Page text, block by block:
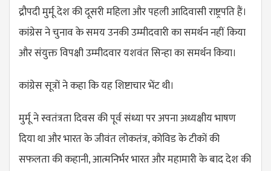
द्रौपदी मुर्मू देश की दूसरी महिला और पहली आदिवासी राष्ट्रपति हैं।
कांग्रेस ने चुनाव के समय उनकी उम्मीदवारी का समर्थन नहीं किया
और संयुक्त विपक्षी उम्मीदवार यशवंत सिन्हा का समर्थन किया।
कांग्रेस सूत्रों ने कहा कि यह शिष्टाचार भेंट थी।
मुर्मू ने स्वतंत्रता दिवस की पूर्व संध्या पर अपना अध्यक्षीय भाषण
दिया था और भारत के जीवंत लोकतंत्र, कोविड के टीकों की
सफलता की कहानी, आत्मनिर्भर भारत और महामारी के बाद देश की